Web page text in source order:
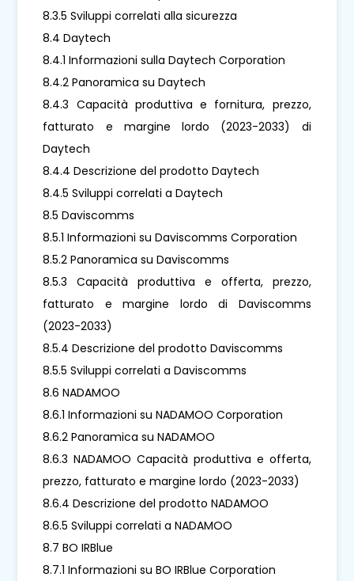
8.3.5 Sviluppi correlati alla sicurezza
8.4 Daytech
8.4.1 Informazioni sulla Daytech Corporation
8.4.2 Panoramica su Daytech
8.4.3 Capacità produttiva e fornitura, prezzo,
fatturato e margine lordo (2023-2033) di
Daytech
8.4.4 Descrizione del prodotto Daytech
8.4.5 Sviluppi correlati a Daytech
8.5 Daviscomms
8.5.1 Informazioni su Daviscomms Corporation
8.5.2 Panoramica su Daviscomms
8.5.3 Capacità produttiva e offerta, prezzo,
fatturato e margine lordo di Daviscomms
(2023-2033)
8.5.4 Descrizione del prodotto Daviscomms
8.5.5 Sviluppi correlati a Daviscomms
8.6 NADAMOO
8.6.1 Informazioni su NADAMOO Corporation
8.6.2 Panoramica su NADAMOO
8.6.3 NADAMOO Capacità produttiva e offerta,
prezzo, fatturato e margine lordo (2023-2033)
8.6.4 Descrizione del prodotto NADAMOO
8.6.5 Sviluppi correlati a NADAMOO
8.7 BO IRBlue
8.7.1 Informazioni su BO IRBlue Corporation